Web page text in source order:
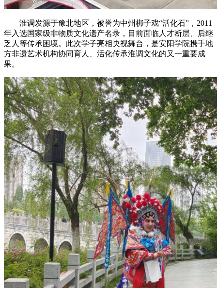
淮调发源于豫北地区，被誉为中州梆子戏“活化石”，2011
年入选国家级非物质文化遗产名录，目前面临人才断层、后继
乏人等传承困境。此次学子亮相央视舞台，是安阳学院携手地
方非遗艺术机构协同育人、活化传承淮调文化的又一重要成
果。